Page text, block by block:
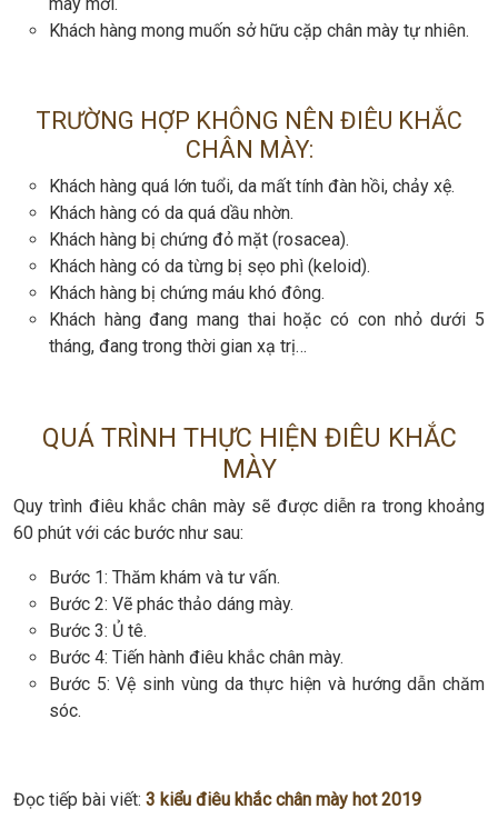
Khách hàng mong muốn sở hữu cặp chân mày tự nhiên.
TRƯỜNG HỢP KHÔNG NÊN ĐIÊU KHẮC
CHÂN MÀY:
Khách hàng quá lớn tuổi, da mất tính đàn hồi, chảy xệ.
Khách hàng có da quá dầu nhờn.
Khách hàng bị chứng đỏ mặt (rosacea).
Khách hàng có da từng bị sẹo phì (keloid).
Khách hàng bị chứng máu khó đông.
Khách hàng đang mang thai hoặc có con nhỏ dưới 5
tháng, đang trong thời gian xạ trị…
QUÁ TRÌNH THỰC HIỆN ĐIÊU KHẮC
MÀY
Quy trình điêu khắc chân mày sẽ được diễn ra trong khoảng
60 phút với các bước như sau:
Bước 1: Thăm khám và tư vấn.
Bước 2: Vẽ phác thảo dáng mày.
Bước 3: Ủ tê.
Bước 4: Tiến hành điêu khắc chân mày.
Bước 5: Vệ sinh vùng da thực hiện và hướng dẫn chăm
sóc.
Đọc tiếp bài viết: 3 kiểu điêu khắc chân mày hot 2019